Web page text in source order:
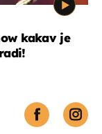
kakav je